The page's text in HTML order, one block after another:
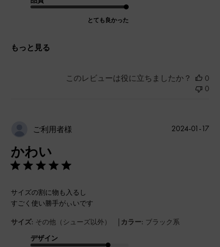
とても良かった
もっと見る
このレビューは役に立ちましたか？
0
0
ご利用者様
かわい
サイズの割に物も入るし
すごく使い勝手がぃいです
サイズ: その他（シューズ以外） | カラー: ブラック系
デザイン
公
2024-01-17